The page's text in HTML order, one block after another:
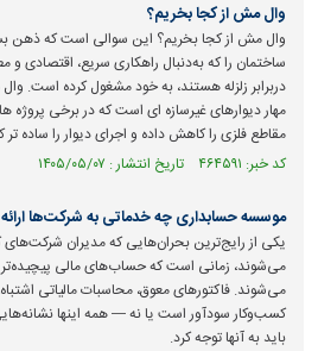
وال مش از کجا بخریم؟
وال مش از کجا بخریم؟ این سوالی است که ذهن
ساختمان را که به‌دنبال راهکاری سریع، اقتصادی و
در‌برابر زلزله هستند، به خود مشغول کرده
مهار دیوارهای غیرسازه ای است که در برخی پروژه
مقاطع فلزی را کاهش داده و اجرای دیوار را ساده تر
کد خبر: ۴۶۴۵۹۱ تاریخ انتشار : ۱۴۰۵/۰۵/۰۷
موسسه حسابداری چه خدماتی به شرکت‌ها
یکی از رایج‌ترین بحران‌هایی که مدیران
می‌شوند، زمانی است که حساب‌های مالی پیچیده‌تر
می‌شوند. فاکتور‌های معوق، محاسبات مالیاتی
کسب‌وکار سودآور است یا نه — همه اینها
باید به آنها توجه کرد.